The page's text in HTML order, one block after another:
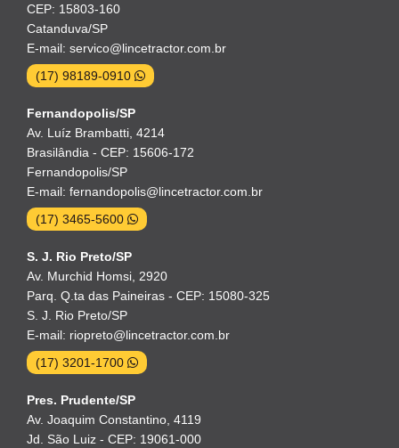
CEP: 15803-160
Catanduva/SP
E-mail: servico@lincetractor.com.br
(17) 98189-0910
Fernandopolis/SP
Av. Luíz Brambatti, 4214
Brasilândia - CEP: 15606-172
Fernandopolis/SP
E-mail: fernandopolis@lincetractor.com.br
(17) 3465-5600
S. J. Rio Preto/SP
Av. Murchid Homsi, 2920
Parq. Q.ta das Paineiras - CEP: 15080-325
S. J. Rio Preto/SP
E-mail: riopreto@lincetractor.com.br
(17) 3201-1700
Pres. Prudente/SP
Av. Joaquim Constantino, 4119
Jd. São Luiz - CEP: 19061-000